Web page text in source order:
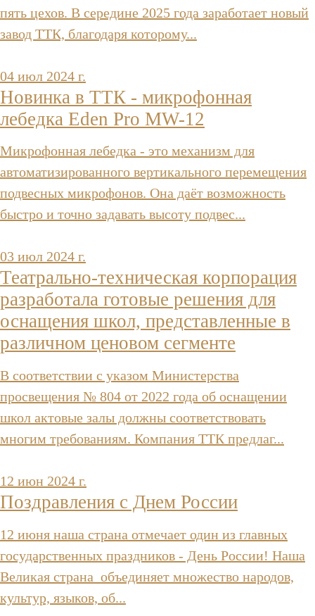
пять цехов. В середине 2025 года заработает новый
завод ТТК, благодаря которому...
04 июл 2024 г.
Новинка в ТТК - микрофонная
лебедка Eden Pro MW-12
Микрофонная лебедка - это механизм для
автоматизированного вертикального перемещения
подвесных микрофонов. Она даёт возможность
быстро и точно задавать высоту подвес...
03 июл 2024 г.
Театрально-техническая корпорация
разработала готовые решения для
оснащения школ, представленные в
различном ценовом сегменте
В соответствии с указом Министерства
просвещения № 804 от 2022 года об оснащении
школ актовые залы должны соответствовать
многим требованиям. Компания ТТК предлаг...
12 июн 2024 г.
Поздравления с Днем России
12 июня наша страна отмечает один из главных
государственных праздников - День России! Наша
Великая страна объединяет множество народов,
культур, языков, об...